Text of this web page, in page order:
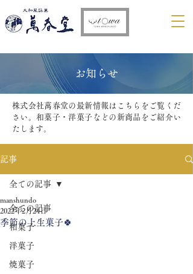
​お知らせ
株式会社萬春堂の最新情報はこちらをご覧くだ
さい。和菓子・洋菓子などの新商品をご紹介い
たします。
記事
全ての記事
和菓子
洋菓子
焼菓子
全ての記事
季節の上生菓子🍀
manshundo
2022年2月24日